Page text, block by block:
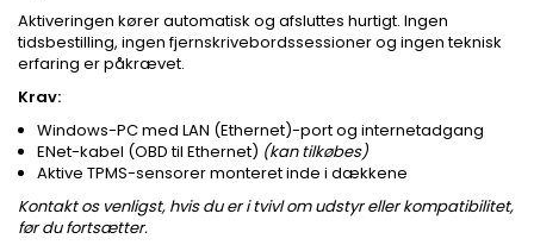
Aktiveringen kører automatisk og afsluttes hurtigt. Ingen
tidsbestilling, ingen fjernskrivebordssessioner og ingen teknisk
erfaring er påkrævet.
Krav:
Windows-PC med LAN (Ethernet)-port og internetadgang
ENet-kabel (OBD til Ethernet) (kan tilkøbes)
Aktive TPMS-sensorer monteret inde i dækkene
Kontakt os venligst, hvis du er i tvivl om udstyr eller kompatibilitet,
før du fortsætter.